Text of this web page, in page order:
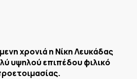
χρονιά η Νίκη Λευκάδας
υψηλού επιπέδου φιλικό